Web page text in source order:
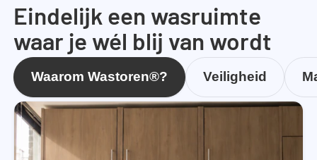
Eindelijk een wasruimte
waar je wél blij van wordt
Waarom Wastoren®? Veiligheid